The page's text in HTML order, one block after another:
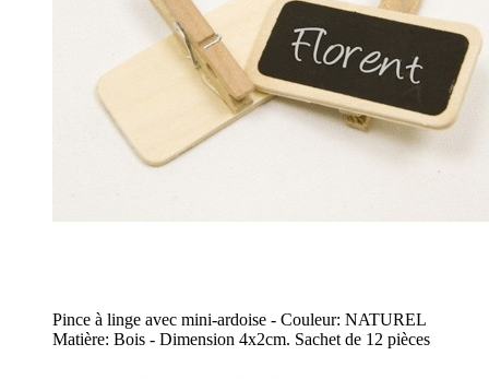
Pince à linge avec mini-ardoise - Couleur: NATUREL
Matière: Bois - Dimension 4x2cm. Sachet de 12 pièces